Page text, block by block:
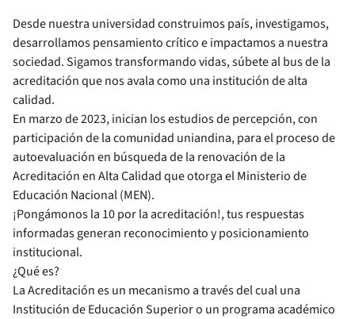
Desde nuestra universidad construimos país, investigamos,
desarrollamos pensamiento crítico e impactamos a nuestra
sociedad. Sigamos transformando vidas, súbete al bus de la
acreditación que nos avala como una institución de alta
calidad.
En marzo de 2023, inician los estudios de percepción, con
participación de la comunidad uniandina, para el proceso de
autoevaluación en búsqueda de la renovación de la
Acreditación en Alta Calidad que otorga el Ministerio de
Educación Nacional (MEN).
¡Pongámonos la 10 por la acreditación!, tus respuestas
informadas generan reconocimiento y posicionamiento
institucional.
¿Qué es?
La Acreditación es un mecanismo a través del cual una
Institución de Educación Superior o un programa académico